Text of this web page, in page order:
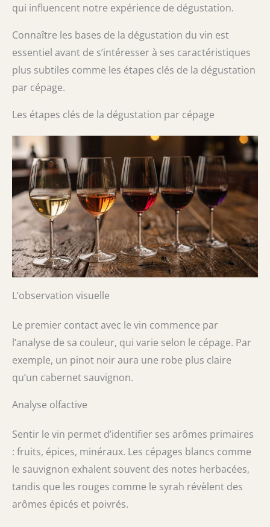
qui influencent notre expérience de dégustation.
Connaître les bases de la dégustation du vin est
essentiel avant de s’intéresser à ses caractéristiques
plus subtiles comme les étapes clés de la dégustation
par cépage.
Les étapes clés de la dégustation par cépage
L’observation visuelle
Le premier contact avec le vin commence par
l’analyse de sa couleur, qui varie selon le cépage. Par
exemple, un pinot noir aura une robe plus claire
qu’un cabernet sauvignon.
Analyse olfactive
Sentir le vin permet d’identifier ses arômes primaires
: fruits, épices, minéraux. Les cépages blancs comme
le sauvignon exhalent souvent des notes herbacées,
tandis que les rouges comme le syrah révèlent des
arômes épicés et poivrés.